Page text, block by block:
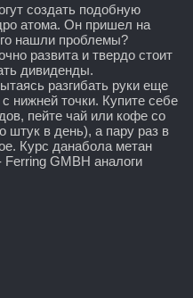
создать подобную
атома. Он пришел на
нашли проблемы?
развита и твердо стоит
дивиденды.
разгибать руки еще
нижней точки. Купите себе
пейте чай или кофе со
штук в день), а пару раз в
Курс данабола метан
GMBH аналоги